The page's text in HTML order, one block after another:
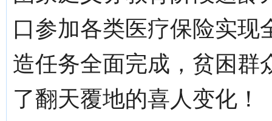
口参加各类医疗保险实现
造任务全面完成，贫困群
了翻天覆地的喜人变化！